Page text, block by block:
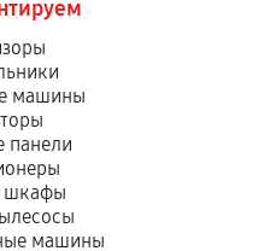
машины
панели
шкафы
машины